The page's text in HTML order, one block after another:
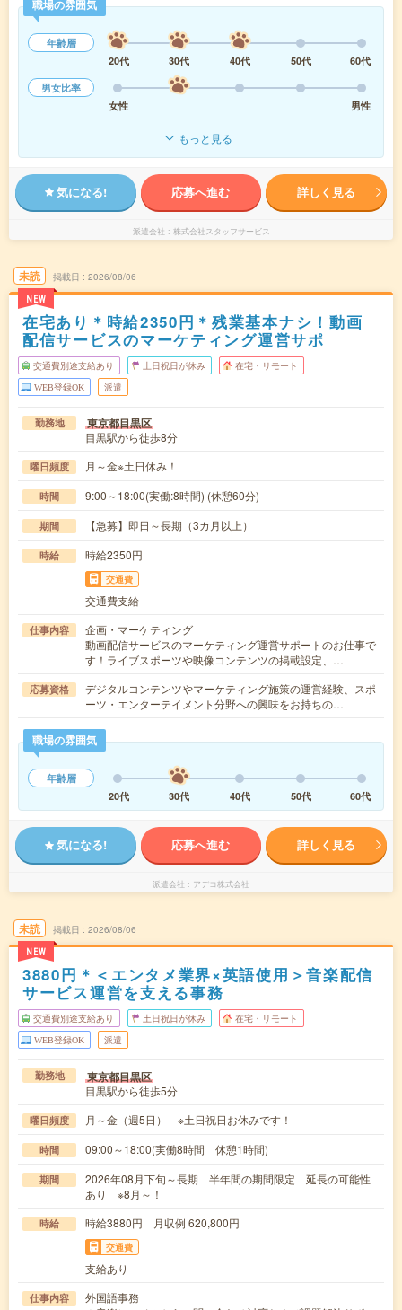
職場の雰囲気
年齢層
20代
30代 40代 50代
60代
男女比率
女性
男性
もっと見る
気になる! 応募へ進む 詳しく見る
派遣会社 株式会社スタッフサービス
未読
NEW
掲載日 2026/08/06
在宅あり＊時給2350円＊残業基本ナシ！動画
配信サービスのマーケティング運営サポ
交通費別途支給あり 土日祝日が休み 在宅・リモート
WEB登録OK 派遣
勤務地 東京都目黒区
目黒駅から徒歩8分
曜日頻度 月～金※土日休み！
時間 9:00～18:00(実働:8時間) (休憩60分)
期間 【急募】即日～長期（3カ月以上）
時給 時給2350円
交通費
交通費支給
仕事内容
企画・マーケティング
動画配信サービスのマーケティング運営サポートのお仕事で
す！ライブスポーツや映像コンテンツの掲載設定、…
応募資格
デジタルコンテンツやマーケティング施策の運営経験、スポ
ーツ・エンターテイメント分野への興味をお持ちの…
職場の雰囲気
年齢層
20代
30代 40代 50代 60代
気になる! 応募へ進む 詳しく見る
派遣会社 アデコ株式会社
未読
NEW
掲載日 2026/08/06
3880円＊＜エンタメ業界×英語使用＞音楽配信
サービス運営を支える事務
交通費別途支給あり 土日祝日が休み 在宅・リモート
WEB登録OK 派遣
勤務地 東京都目黒区
目黒駅から徒歩5分
曜日頻度 月～金（週5日） ※土日祝日お休みです！
時間 09:00～18:00(実働8時間 休憩1時間)
期間
2026年08月下旬～長期 半年間の期間限定 延長の可能性
あり ※8月～！
時給 時給3880円 月収例 620,800円
交通費
支給あり
仕事内容
外国語事務